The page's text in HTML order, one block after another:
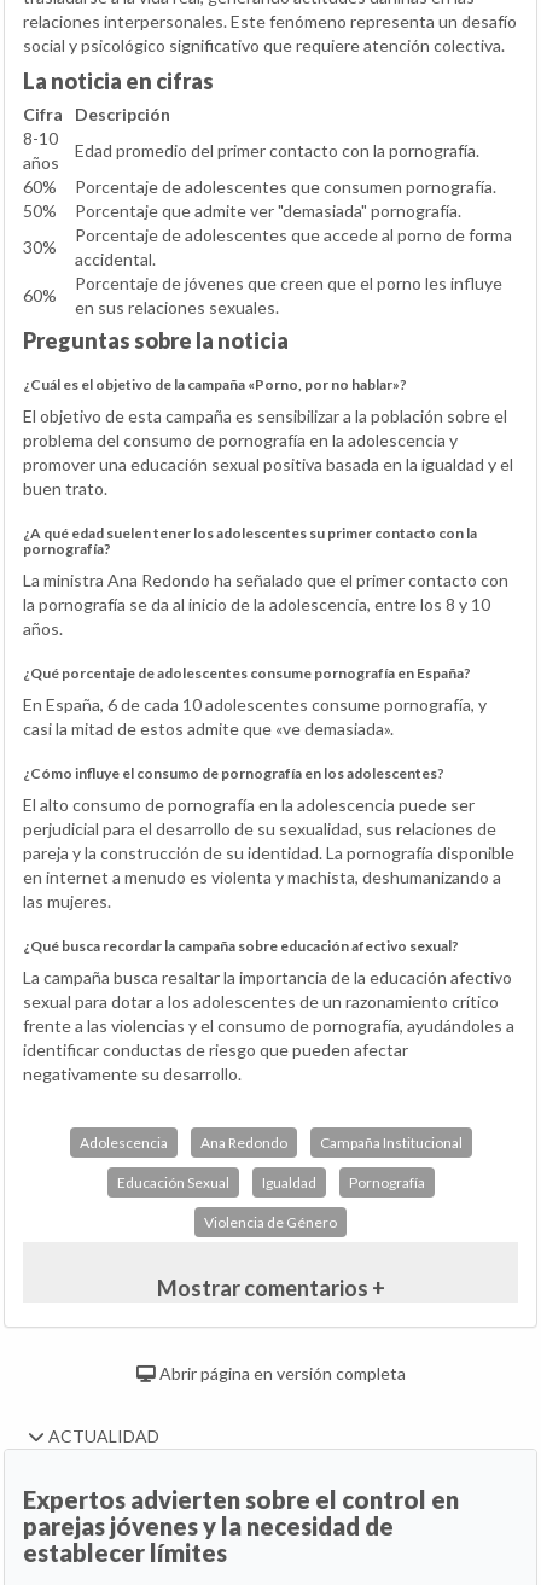
relaciones interpersonales. Este fenómeno representa un desafío
social y psicológico significativo que requiere atención colectiva.
La noticia en cifras
Cifra
Descripción
8-10
años
Edad promedio del primer contacto con la pornografía.
60%
Porcentaje de adolescentes que consumen pornografía.
50%
Porcentaje que admite ver "demasiada" pornografía.
30%
Porcentaje de adolescentes que accede al porno de forma
accidental.
60%
Porcentaje de jóvenes que creen que el porno les influye
en sus relaciones sexuales.
Preguntas sobre la noticia
¿Cuál es el objetivo de la campaña «Porno, por no hablar»?
El objetivo de esta campaña es sensibilizar a la población sobre el
problema del consumo de pornografía en la adolescencia y
promover una educación sexual positiva basada en la igualdad y el
buen trato.
¿A qué edad suelen tener los adolescentes su primer contacto con la
pornografía?
La ministra Ana Redondo ha señalado que el primer contacto con
la pornografía se da al inicio de la adolescencia, entre los 8 y 10
años.
¿Qué porcentaje de adolescentes consume pornografía en España?
En España, 6 de cada 10 adolescentes consume pornografía, y
casi la mitad de estos admite que «ve demasiada».
¿Cómo influye el consumo de pornografía en los adolescentes?
El alto consumo de pornografía en la adolescencia puede ser
perjudicial para el desarrollo de su sexualidad, sus relaciones de
pareja y la construcción de su identidad. La pornografía disponible
en internet a menudo es violenta y machista, deshumanizando a
las mujeres.
¿Qué busca recordar la campaña sobre educación afectivo sexual?
La campaña busca resaltar la importancia de la educación afectivo
sexual para dotar a los adolescentes de un razonamiento crítico
frente a las violencias y el consumo de pornografía, ayudándoles a
identificar conductas de riesgo que pueden afectar
negativamente su desarrollo.
Adolescencia Ana Redondo Campaña Institucional
Educación Sexual Igualdad Pornografía
Violencia de Género
Mostrar comentarios +
Abrir página en versión completa
ACTUALIDAD
Expertos advierten sobre el control en
parejas jóvenes y la necesidad de
establecer límites